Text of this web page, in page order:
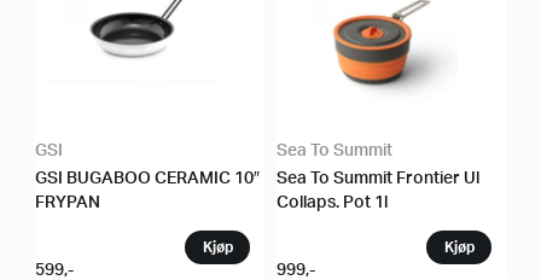
GSI
GSI BUGABOO CERAMIC 10″
FRYPAN
599,-
Sea To Summit
Sea To Summit Frontier Ul
Collaps. Pot 1l
999,-